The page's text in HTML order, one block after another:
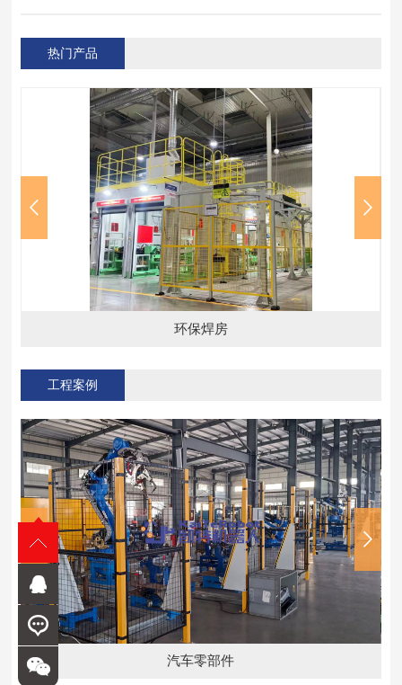
热门产品
环保焊房
工程案例
汽车零部件